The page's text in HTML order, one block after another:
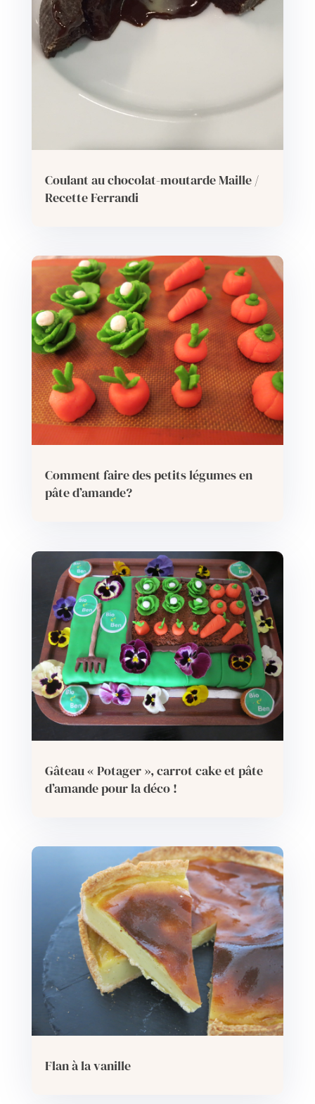
Coulant au chocolat-moutarde Maille /
Recette Ferrandi
Comment faire des petits légumes en
pâte d’amande?
Gâteau « Potager », carrot cake et pâte
d’amande pour la déco !
Flan à la vanille